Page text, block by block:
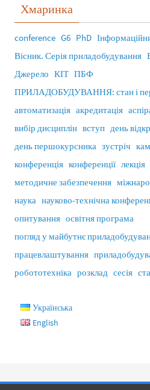
Хмаринка
conference G6 PhD
Вісник. Серія приладобудування
Джерело КІТ ПБФ
ПРИЛАДОБУДУВАННЯ: стан і
автоматизація акредитація
вибір дисциплін вступ день
день першокурсника зустріч
конференція конференції лекція
методичне забезпечення
наука науково-технічна
опитування освітня програма
погляд у майбутнє
працевлаштування
робототехніка розклад сесія
Українська
English